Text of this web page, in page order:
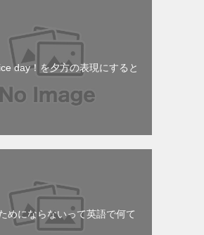
day！を夕方の表現にすると
めにならないって英語で何て